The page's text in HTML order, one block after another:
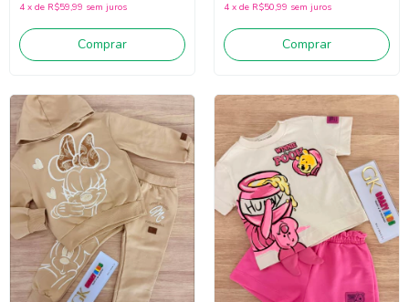
4 x de R$59,99 sem juros
Comprar
4 x de R$50,99 sem juros
Comprar